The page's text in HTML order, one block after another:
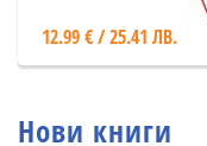
12.99 € / 25.41 ЛВ.
Нови книги